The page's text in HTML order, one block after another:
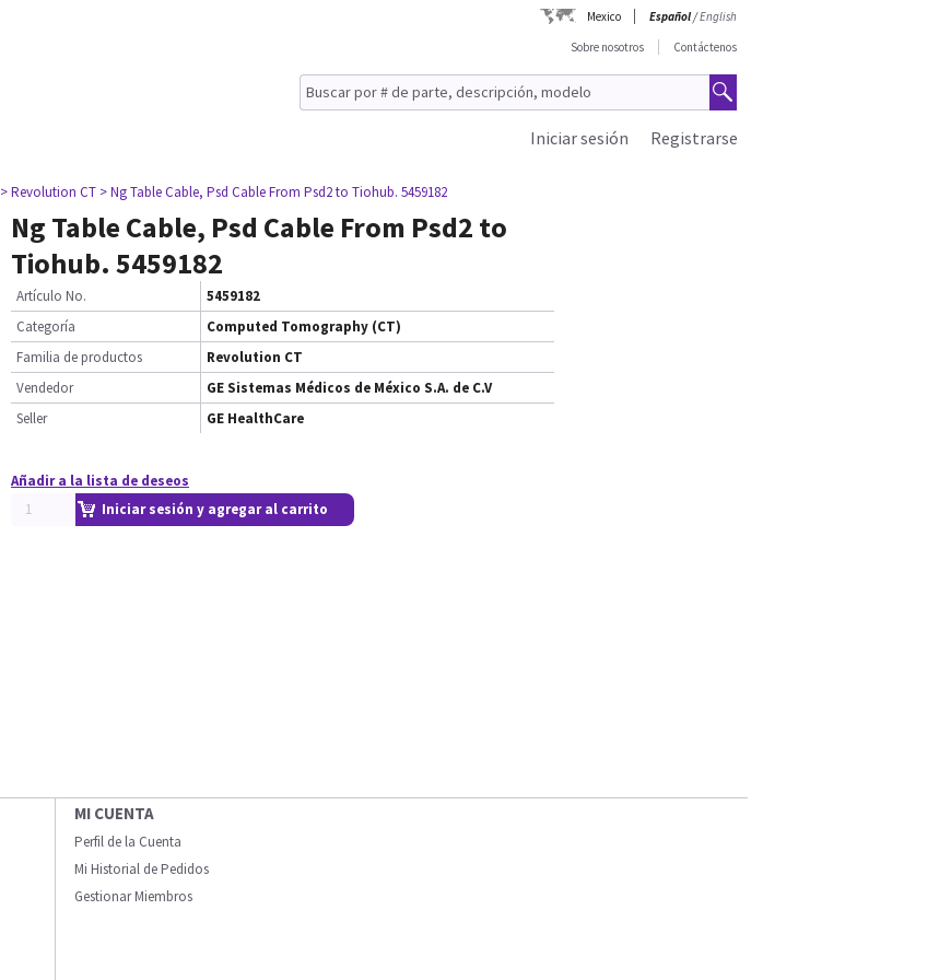
Mexico Español/English
Sobre nosotros
Contáctenos
Registrarse
Iniciar sesión
> Revolution CT > Ng Table Cable, Psd Cable From Psd2 to Tiohub. 5459182
Ng Table Cable, Psd Cable From Psd2 to
Tiohub. 5459182
Artículo No.
5459182
Categoría
Computed Tomography (CT)
Familia de productos
Revolution CT
Vendedor
GE Sistemas Médicos de México S.A. de C.V
Seller
GE HealthCare
Añadir a la lista de deseos
Iniciar sesión y agregar al carrito
MI CUENTA
Perfil de la Cuenta
Mi Historial de Pedidos
Gestionar Miembros